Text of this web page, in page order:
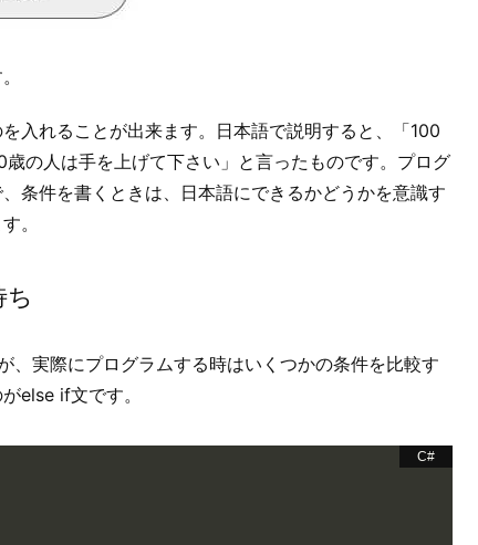
入れることが出来ます。日本語で説明すると、「100
の人は手を上げて下さい」と言ったものです。プログ
条件を書くときは、日本語にできるかどうかを意識す
。
、実際にプログラムする時はいくつかの条件を比較す
else if文です。